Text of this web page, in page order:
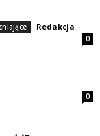
Redakcja -
0
0